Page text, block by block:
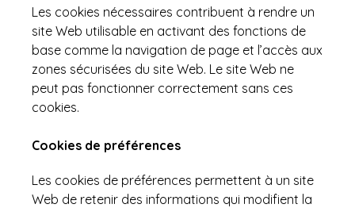
Les cookies nécessaires contribuent à rendre un
site Web utilisable en activant des fonctions de
base comme la navigation de page et l’accès aux
zones sécurisées du site Web. Le site Web ne
peut pas fonctionner correctement sans ces
cookies.
Cookies de préférences
Les cookies de préférences permettent à un site
Web de retenir des informations qui modifient la